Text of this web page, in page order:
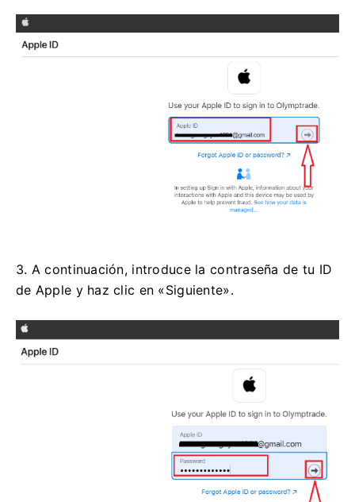
3. A continuación, introduce la contraseña de tu ID
de Apple y haz clic en «Siguiente».